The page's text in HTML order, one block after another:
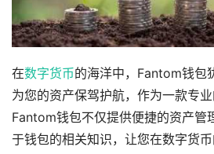
在数字货币的海洋中，Fantom钱包
为您的资产保驾护航，作为一款专业
Fantom钱包不仅提供便捷的资产管
于钱包的相关知识，让您在数字货币